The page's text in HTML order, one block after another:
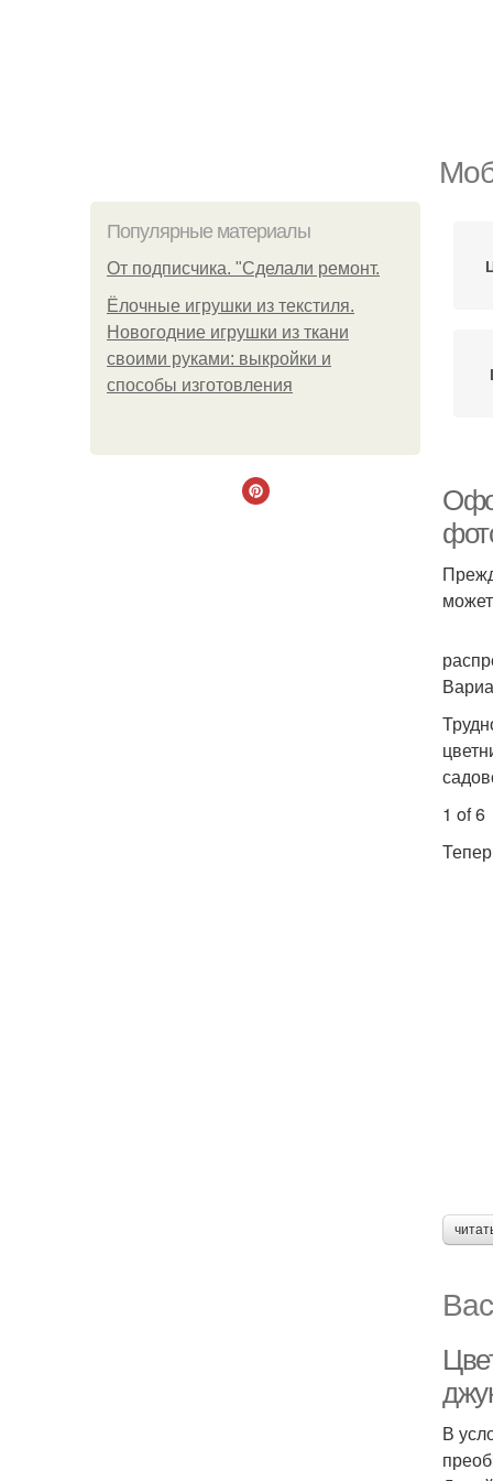
Популярные материалы
От подписчика. "Сделали ремонт.
Ёлочные игрушки из текстиля.
Новогодние игрушки из ткани
своими руками: выкройки и
способы изготовления
1 of 6
В